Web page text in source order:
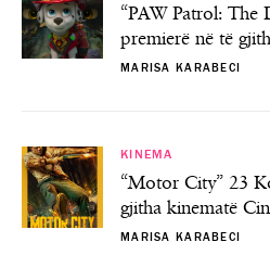
“PAW Patrol: The
premierë në të
MARISA KARABECI
KINEMA
“Motor City” 23
gjitha kinematë
MARISA KARABECI